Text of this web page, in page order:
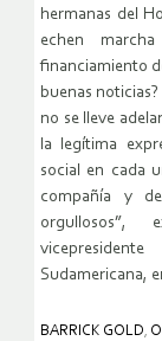
hermanas del
echen
financiamiento
buenas
no se lleve
la legítima
social en cada
compañía y
orgullosos”,
Sudamericana,
BARRICK GOLD,